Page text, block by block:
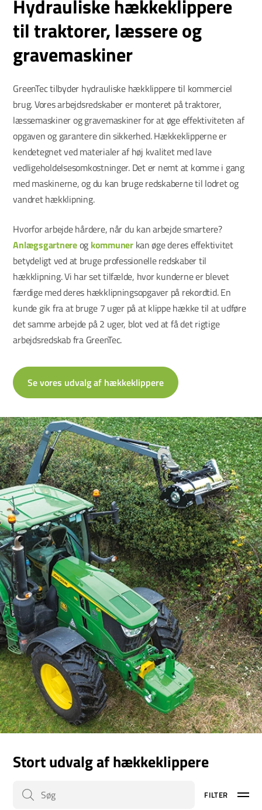
Hydrauliske hækkeklippere
til traktorer, læssere og
gravemaskiner
GreenTec tilbyder hydrauliske hækklippere til kommerciel
brug. Vores arbejdsredskaber er monteret på traktorer,
læssemaskiner og gravemaskiner for at øge effektiviteten af
opgaven og garantere din sikkerhed. Hækkeklipperne er
kendetegnet ved materialer af høj kvalitet med lave
vedligeholdelsesomkostninger. Det er nemt at komme i gang
med maskinerne, og du kan bruge redskaberne til lodret og
vandret hækklipning.
Hvorfor arbejde hårdere, når du kan arbejde smartere?
Anlægsgartnereog kommunerkan øge deres effektivitet
betydeligt ved at bruge professionelle redskaber til
hækklipning. Vi har set tilfælde, hvor kunderne er blevet
færdige med deres hækklipningsopgaver på rekordtid. En
kunde gik fra at bruge 7 uger på at klippe hække til at udføre
det samme arbejde på 2 uger, blot ved at få det rigtige
arbejdsredskab fra GreenTec.
Se vores udvalg af hækkeklippere
Stort udvalg af hækkeklippere
FILTER